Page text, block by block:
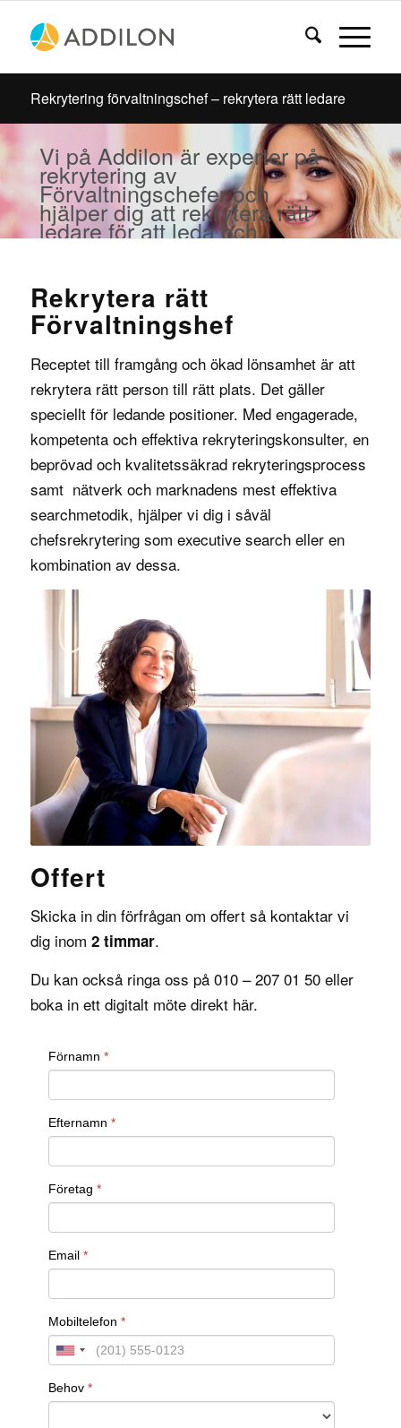
Rekrytering förvaltningschef – rekrytera rätt ledare
Vi på Addilon är experter på
rekrytering av
Förvaltningschefer och
hjälper dig att rekrytera rätt
ledare för att leda och
optimera din verksamhets
Rekrytera rätt
Förvaltningshef
Receptet till framgång och ökad lönsamhet är att
rekrytera rätt person till rätt plats. Det gäller
speciellt för ledande positioner. Med engagerade,
kompetenta och effektiva rekryteringskonsulter, en
beprövad och kvalitetssäkrad rekryteringsprocess
samt nätverk och marknadens mest effektiva
searchmetodik, hjälper vi dig i såväl
chefsrekryteringsom executive searcheller en
kombination av dessa.
Offert
Skicka in din förfrågan om offert så kontaktar vi
dig inom 2 timmar.
Du kan också ringa oss på 010 – 207 01 50 eller
boka in ett digitalt möte direkt här.